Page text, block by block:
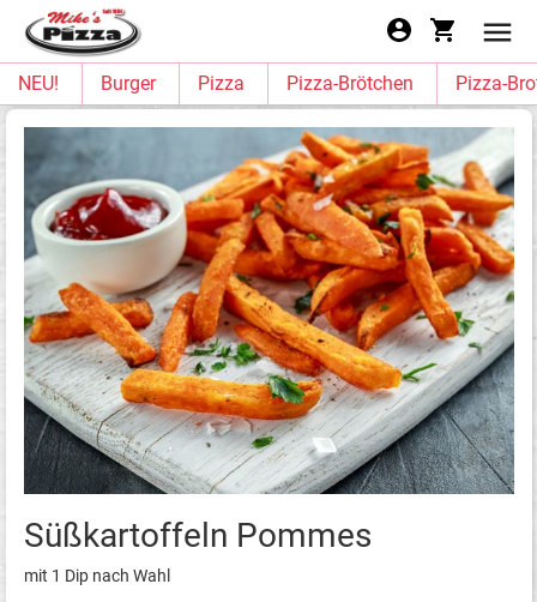
NEU! Burger Pizza Pizza-Brötchen Pizza-
Süßkartoffeln Pommes
mit 1 Dip nach Wahl